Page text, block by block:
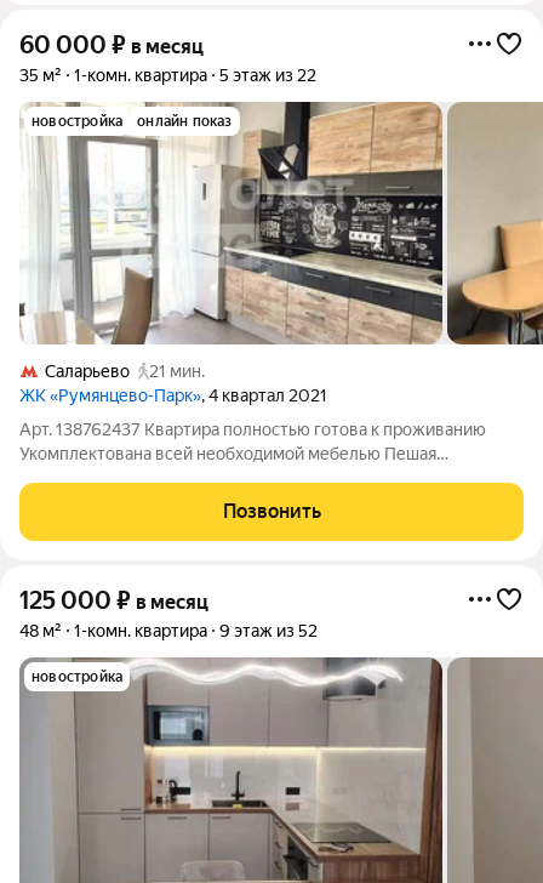
60 000 ₽ в месяц
35 м² 1-комн. квартира 5 этаж из 22
новостройка онлайн показ
Саларьево
21 мин.
ЖК «Румянцево-Парк», 4 квартал 2021
Арт. 138762437 Квартира полностью готова к проживанию
Укомплектована всей необходимой мебелью Пешая
квартирантов только Славянского происхождения. Звоните
Позвонить
125 000 ₽ в месяц
48 м² 1-комн. квартира 9 этаж из 52
новостройка